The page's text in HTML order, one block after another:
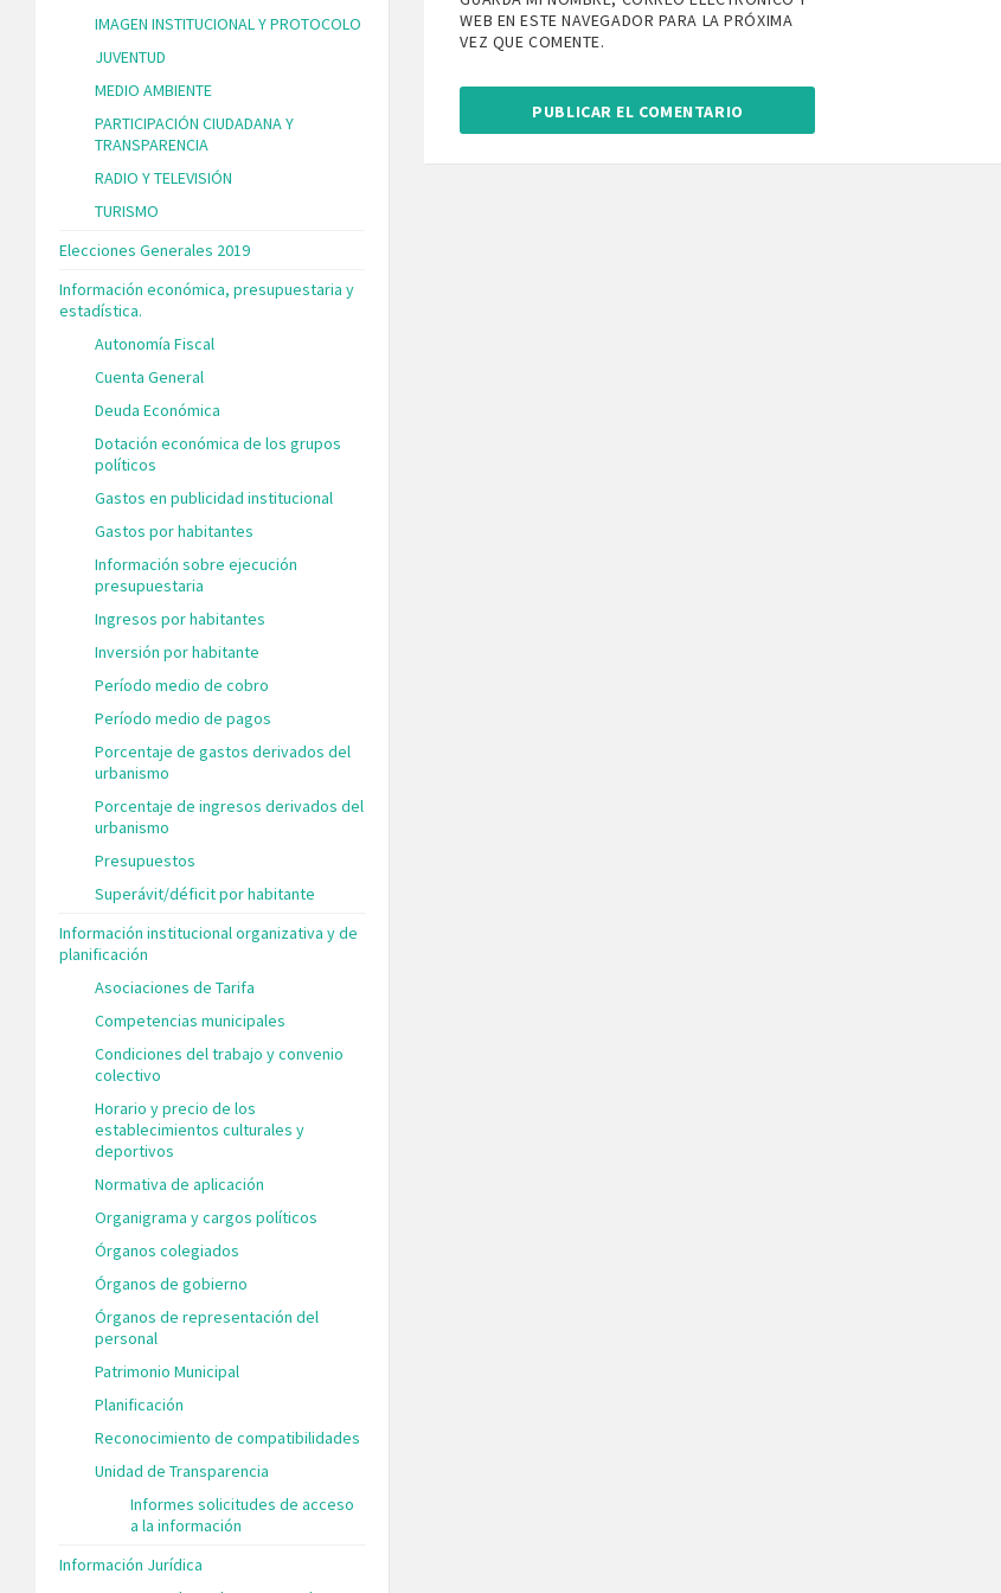
WEB EN ESTE NAVEGADOR PARA LA PRÓXIMA
VEZ QUE COMENTE.
IMAGEN INSTITUCIONAL Y PROTOCOLO
JUVENTUD
MEDIO AMBIENTE
PARTICIPACIÓN CIUDADANA Y
TRANSPARENCIA
RADIO Y TELEVISIÓN
TURISMO
Elecciones Generales 2019
Información económica, presupuestaria y
estadística.
Autonomía Fiscal
Cuenta General
Deuda Económica
Dotación económica de los grupos
políticos
Gastos en publicidad institucional
Gastos por habitantes
Información sobre ejecución
presupuestaria
Ingresos por habitantes
Inversión por habitante
Período medio de cobro
Período medio de pagos
Porcentaje de gastos derivados del
urbanismo
Porcentaje de ingresos derivados del
urbanismo
Presupuestos
Superávit/déficit por habitante
Información institucional organizativa y de
planificación
Asociaciones de Tarifa
Competencias municipales
Condiciones del trabajo y convenio
colectivo
Horario y precio de los
establecimientos culturales y
deportivos
Normativa de aplicación
Organigrama y cargos políticos
Órganos colegiados
Órganos de gobierno
Órganos de representación del
personal
Patrimonio Municipal
Planificación
Reconocimiento de compatibilidades
Unidad de Transparencia
Informes solicitudes de acceso
a la información
Información Jurídica